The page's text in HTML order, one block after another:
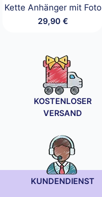
Kette Anhänger mit Foto
29,90 €
KOSTENLOSER
VERSAND
KUNDENDIENST